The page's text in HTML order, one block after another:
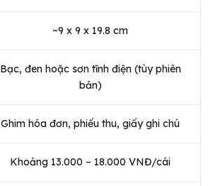
~9 x 9 x 19.8 cm
Bạc, đen hoặc sơn tĩnh điện (tùy phiên
bản)
Ghim hóa đơn, phiếu thu, giấy ghi chú
Khoảng 13.000 – 18.000 VNĐ/cái